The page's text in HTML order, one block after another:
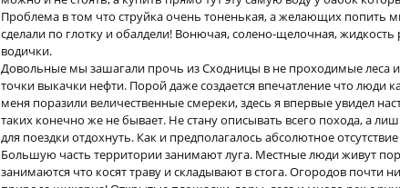
Проблема в том что струйка очень тоненькая, а желающих попить
сделали по глотку и обалдели! Вонючая, солено-щелочная,
водички.
Довольные мы зашагали прочь из Сходницы в не проходимые леса
точки выкачки нефти. Порой даже создается впечатление что люди
меня поразили величественные смереки, здесь я впервые увидел
таких конечно же не бывает. Не стану описывать всего похода, а
для поездки отдохнуть. Как и предполагалось абсолютное
Большую часть территории занимают луга. Местные люди живут
занимаются что косят траву и складывают в стога. Огородов почти